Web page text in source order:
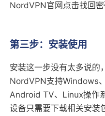
NordVPN官网点击找回密
第三步：安装使用
安装这一步没有太多说的
NordVPN支持Windows
Android TV、Linux操作
设备只需要下载相关安装